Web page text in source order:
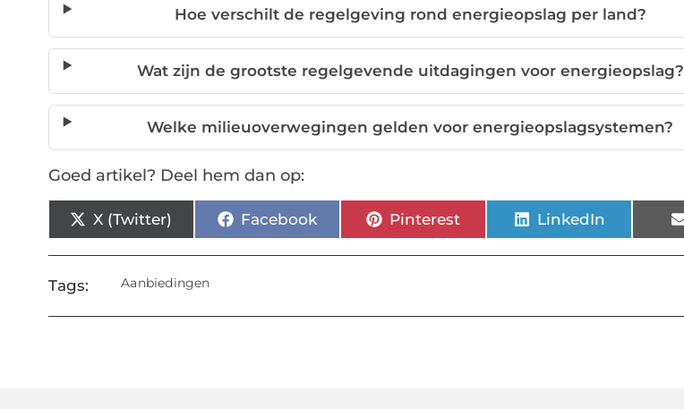
Hoe verschilt de regelgeving rond energieopslag per land?
Wat zijn de grootste regelgevende uitdagingen voor energieopslag?
Welke milieuoverwegingen gelden voor energieopslagsystemen?
Goed artikel? Deel hem dan op:
X (Twitter) Facebook Pinterest LinkedIn
Tags: Aanbiedingen